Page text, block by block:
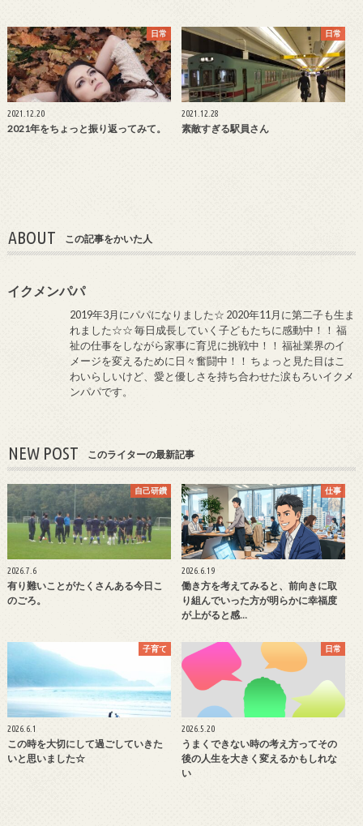
日常
2021.12.20
2021年をちょっと振り返ってみて。
日常
2021.12.28
素敵すぎる駅員さん
ABOUT この記事をかいた人
イクメンパパ
2019年3月にパパになりました☆ 2020年11月に第二子も生ま
れました☆☆ 毎日成長していく子どもたちに感動中！！ 福
祉の仕事をしながら家事に育児に挑戦中！！ 福祉業界のイ
メージを変えるために日々奮闘中！！ ちょっと見た目はこ
わいらしいけど、愛と優しさを持ち合わせた涙もろいイクメ
ンパパです。
NEW POST このライターの最新記事
自己研鑽
2026.7.6
有り難いことがたくさんある今日こ
のごろ。
仕事
2026.6.19
働き方を考えてみると、前向きに取
り組んでいった方が明らかに幸福度
が上がると感…
子育て
2026.6.1
この時を大切にして過ごしていきた
いと思いました☆
日常
2026.5.20
うまくできない時の考え方ってその
後の人生を大きく変えるかもしれな
い